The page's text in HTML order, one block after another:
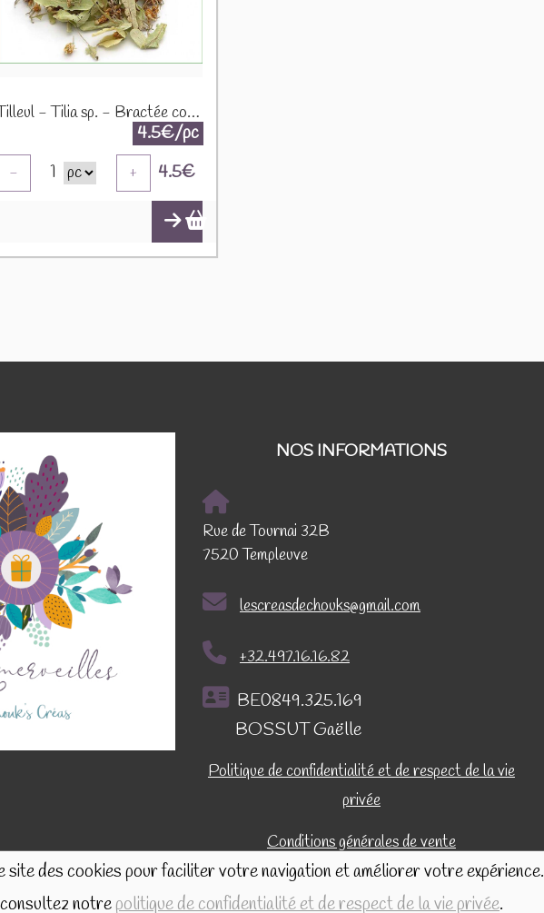
site des cookies pour faciliter votre navigation et améliorer votre expérience.
notrepolitique de confidentialité et de respect de la vie privée.
Tilleul - Tilia sp. - Bractée coupée 50g
4.5€/pc
- 1 + 4.5€
NOS INFORMATIONS
Rue de Tournai 32B
7520 Templeuve
lescreasdechouks@gmail.com
+32.497.16.16.82
BE0849.325.169
BOSSUT Gaëlle
Politique de confidentialité et de respect de la vie
privée
Conditions générales de vente